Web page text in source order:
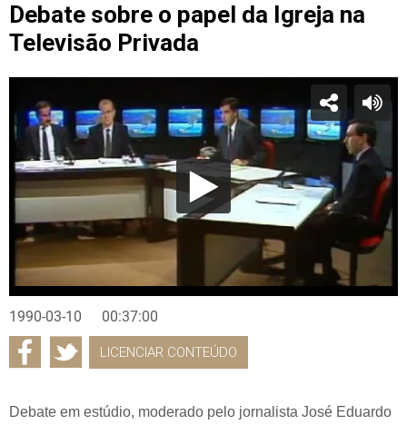
Debate sobre o papel da Igreja na
Televisão Privada
1990-03-10 00:37:00
LICENCIAR CONTEÚDO
Debate em estúdio, moderado pelo jornalista José Eduardo